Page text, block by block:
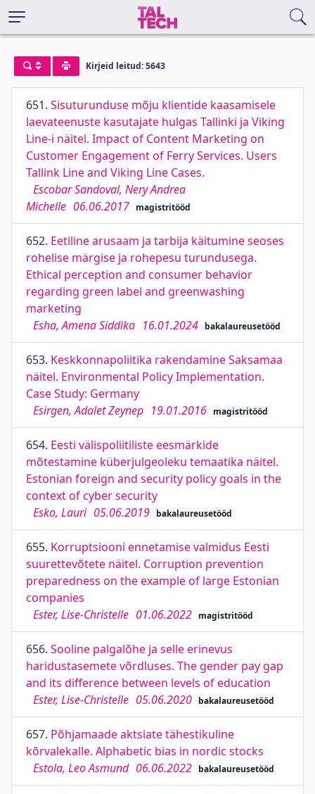
Kirjeid leitud: 5643
651. Sisuturunduse mõju klientide kaasamisele
laevateenuste kasutajate hulgas Tallinki ja Viking
Line-i näitel. Impact of Content Marketing on
Customer Engagement of Ferry Services. Users
Tallink Line and Viking Line Cases.
Escobar Sandoval, Nery Andrea
Michelle 06.06.2017 magistritööd
652. Eetiline arusaam ja tarbija käitumine seoses
rohelise märgise ja rohepesu turundusega.
Ethical perception and consumer behavior
regarding green label and greenwashing
marketing
Esha, Amena Siddika 16.01.2024 bakalaureusetööd
653. Keskkonnapoliitika rakendamine Saksamaa
näitel. Environmental Policy Implementation.
Case Study: Germany
Esirgen, Adalet Zeynep 19.01.2016 magistritööd
654. Eesti välispoliitiliste eesmärkide
mõtestamine küberjulgeoleku temaatika näitel.
Estonian foreign and security policy goals in the
context of cyber security
Esko, Lauri 05.06.2019 bakalaureusetööd
655. Korruptsiooni ennetamise valmidus Eesti
suurettevõtete näitel. Corruption prevention
preparedness on the example of large Estonian
companies
Ester, Lise-Christelle 01.06.2022 magistritööd
656. Sooline palgalõhe ja selle erinevus
haridustasemete võrdluses. The gender pay gap
and its difference between levels of education
Ester, Lise-Christelle 05.06.2020 bakalaureusetööd
657. Põhjamaade aktsiate tähestikuline
kõrvalekalle. Alphabetic bias in nordic stocks
Estola, Leo Asmund 06.06.2022 bakalaureusetööd